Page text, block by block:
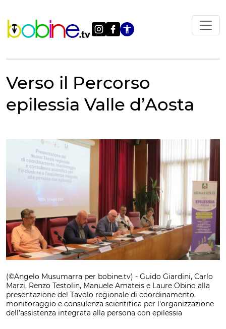
contenuto
Apri le
Verso il Percorso
epilessia Valle d’Aosta
(©Angelo Musumarra per bobine.tv) - Guido Giardini, Carlo
Marzi, Renzo Testolin, Manuele Amateis e Laure Obino alla
presentazione del Tavolo regionale di coordinamento,
monitoraggio e consulenza scientifica per l'organizzazione
dell’assistenza integrata alla persona con epilessia